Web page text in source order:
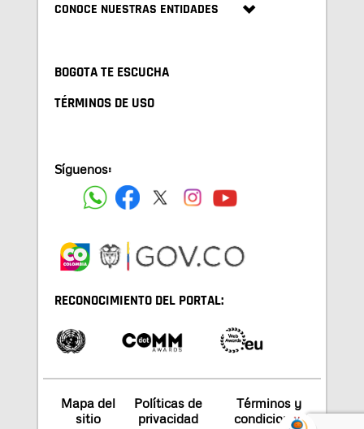
CONOCE NUESTRAS ENTIDADES
BOGOTA TE ESCUCHA
TÉRMINOS DE USO
Síguenos:
RECONOCIMIENTO DEL PORTAL:
Mapa del
sitio
Políticas de
privacidad
Términos y
condiciones